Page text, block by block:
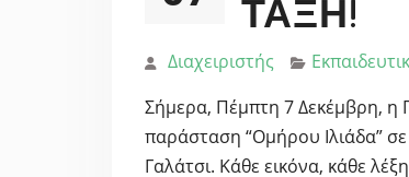
ΤΆΞΗ!
Διαχειριστής
Σήμερα, Πέμπτη 7 Δεκέμβρη, η
παράσταση “Ομήρου Ιλιάδα”
Γαλάτσι. Κάθε εικόνα, κάθε